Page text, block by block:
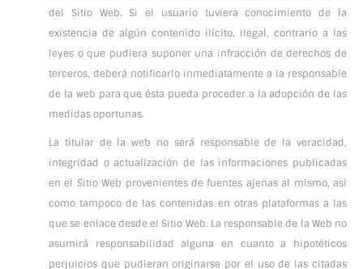
del Sitio Web. Si el usuario tuviera conocimiento de la
existencia de algún contenido ilícito, ilegal, contrario a las
leyes o que pudiera suponer una infracción de derechos de
terceros, deberá notificarlo inmediatamente a la responsable
de la web para que ésta pueda proceder a la adopción de las
medidas oportunas.
La titular de la web no será responsable de la veracidad,
integridad o actualización de las informaciones publicadas
en el Sitio Web provenientes de fuentes ajenas al mismo, así
como tampoco de las contenidas en otras plataformas a las
que se enlace desde el Sitio Web. La responsable de la Web no
asumirá responsabilidad alguna en cuanto a hipotéticos
perjuicios que pudieran originarse por el uso de las citadas